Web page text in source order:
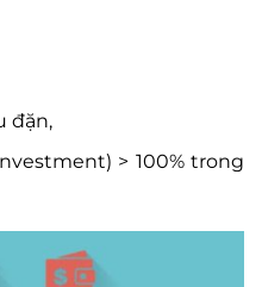
đặn,
> 100% trong